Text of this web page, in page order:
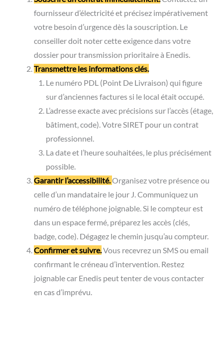
fournisseur d’électricité et précisez impérativement
votre besoin d’urgence dès la souscription. Le
conseiller doit noter cette exigence dans votre
dossier pour transmission prioritaire à Enedis.
Transmettre les informations clés.
Le numéro PDL (Point De Livraison) qui figure
sur d’anciennes factures si le local était occupé.
L’adresse exacte avec précisions sur l’accès (étage,
bâtiment, code). Votre SIRET pour un contrat
professionnel.
La date et l’heure souhaitées, le plus précisément
possible.
Garantir l’accessibilité.Organisez votre présence ou
celle d’un mandataire le jour J. Communiquez un
numéro de téléphone joignable. Si le compteur est
dans un espace fermé, préparez les accès (clés,
badge, code). Dégagez le chemin jusqu’au compteur.
Confirmer et suivre.Vous recevrez un SMS ou email
confirmant le créneau d’intervention. Restez
joignable car Enedis peut tenter de vous contacter
en cas d’imprévu.